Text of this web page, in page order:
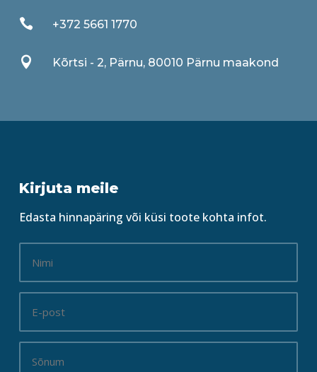
 +372 5661 1770
 Kõrtsi - 2, Pärnu, 80010 Pärnu maakond
Kirjuta meile
Edasta hinnapäring või küsi toote kohta infot.